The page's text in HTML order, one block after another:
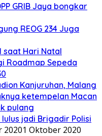
GRIB Jaya bongkar
REOG 234 Juga
saat Hari Natal
Roadmap Sepeda
Kanjuruhan, Malang
ketempelan Macan
pulang
jadi Brigadir Polisi
20201 Oktober 2020